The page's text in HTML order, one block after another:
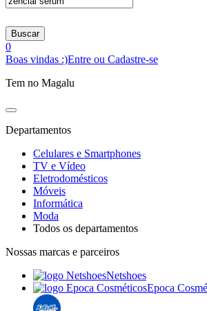
Buscar
0
Boas vindas :)Entre ou Cadastre-se
Tem no Magalu
Departamentos
Celulares e Smartphones
TV e Vídeo
Eletrodomésticos
Móveis
Informática
Moda
Todos os departamentos
Nossas marcas e parceiros
Netshoes
Epoca